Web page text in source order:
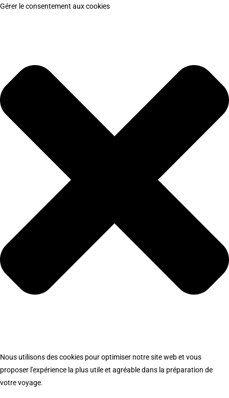
Gérer le consentement aux cookies
Nous utilisons des cookies pour optimiser notre site web et vous
proposer l'expérience la plus utile et agréable dans la préparation de
votre voyage.